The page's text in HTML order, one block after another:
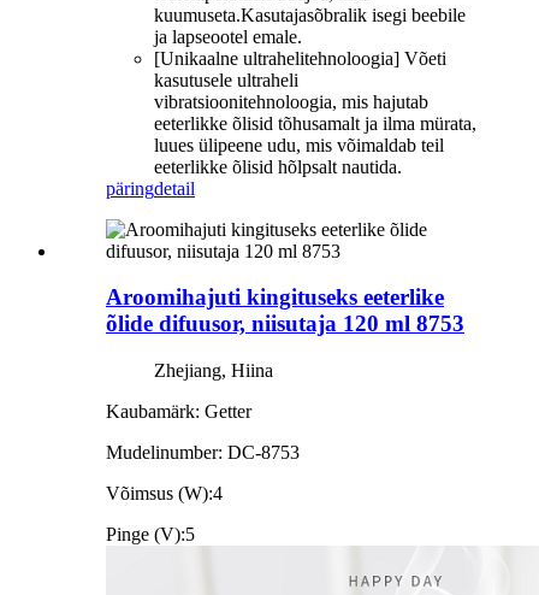
kuumuseta.Kasutajasõbralik isegi beebile
ja lapseootel emale.
[Unikaalne ultrahelitehnoloogia] Võeti
kasutusele ultraheli
vibratsioonitehnoloogia, mis hajutab
eeterlikke õlisid tõhusamalt ja ilma mürata,
luues ülipeene udu, mis võimaldab teil
eeterlikke õlisid hõlpsalt nautida.
päringdetail
Aroomihajuti kingituseks eeterlike
õlide difuusor, niisutaja 120 ml 8753
Zhejiang, Hiina
Kaubamärk: Getter
Mudelinumber: DC-8753
Võimsus (W):4
Pinge (V):5